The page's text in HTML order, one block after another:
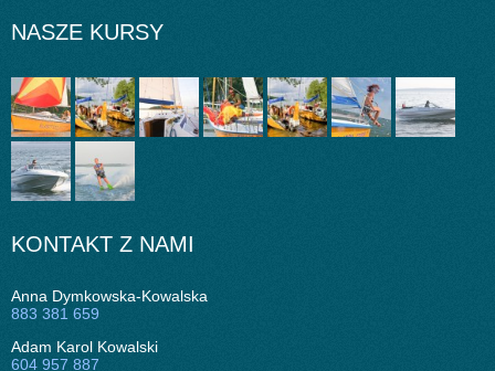
NASZE KURSY
KONTAKT Z NAMI
Anna Dymkowska-Kowalska
883 381 659
Adam Karol Kowalski
604 957 887